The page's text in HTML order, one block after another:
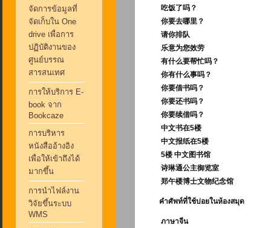
จัดการข้อมูลที่
จัดเก็บใน One
drive เพื่อการ
ปฏิบัติงานของ
ศูนย์บรรณ
สารสนเทศ
การให้บริการ E-
book จาก
Bookcaze
การบริหาร
หนังสืออ้างอิง
เพื่อให้เข้าถึงได้
มากขึ้น
การนำไฟล์งาน
วิจัยขึ้นระบบ
WMS
吃饭了吗？
你要去哪里？
请你排队
乐意为您效劳
有什么要帮忙吗？
你有什么事吗？
你要借书吗？
你要还书吗？
你要续借吗？
中文书在5楼
中文报纸在5楼
5楼 中文图书馆
诗琳通公主御览室
郑午楼博士文物纪念馆
คำศัพท์ที่ใช้บ่อยในห้องสมุด
ภาษาจีน